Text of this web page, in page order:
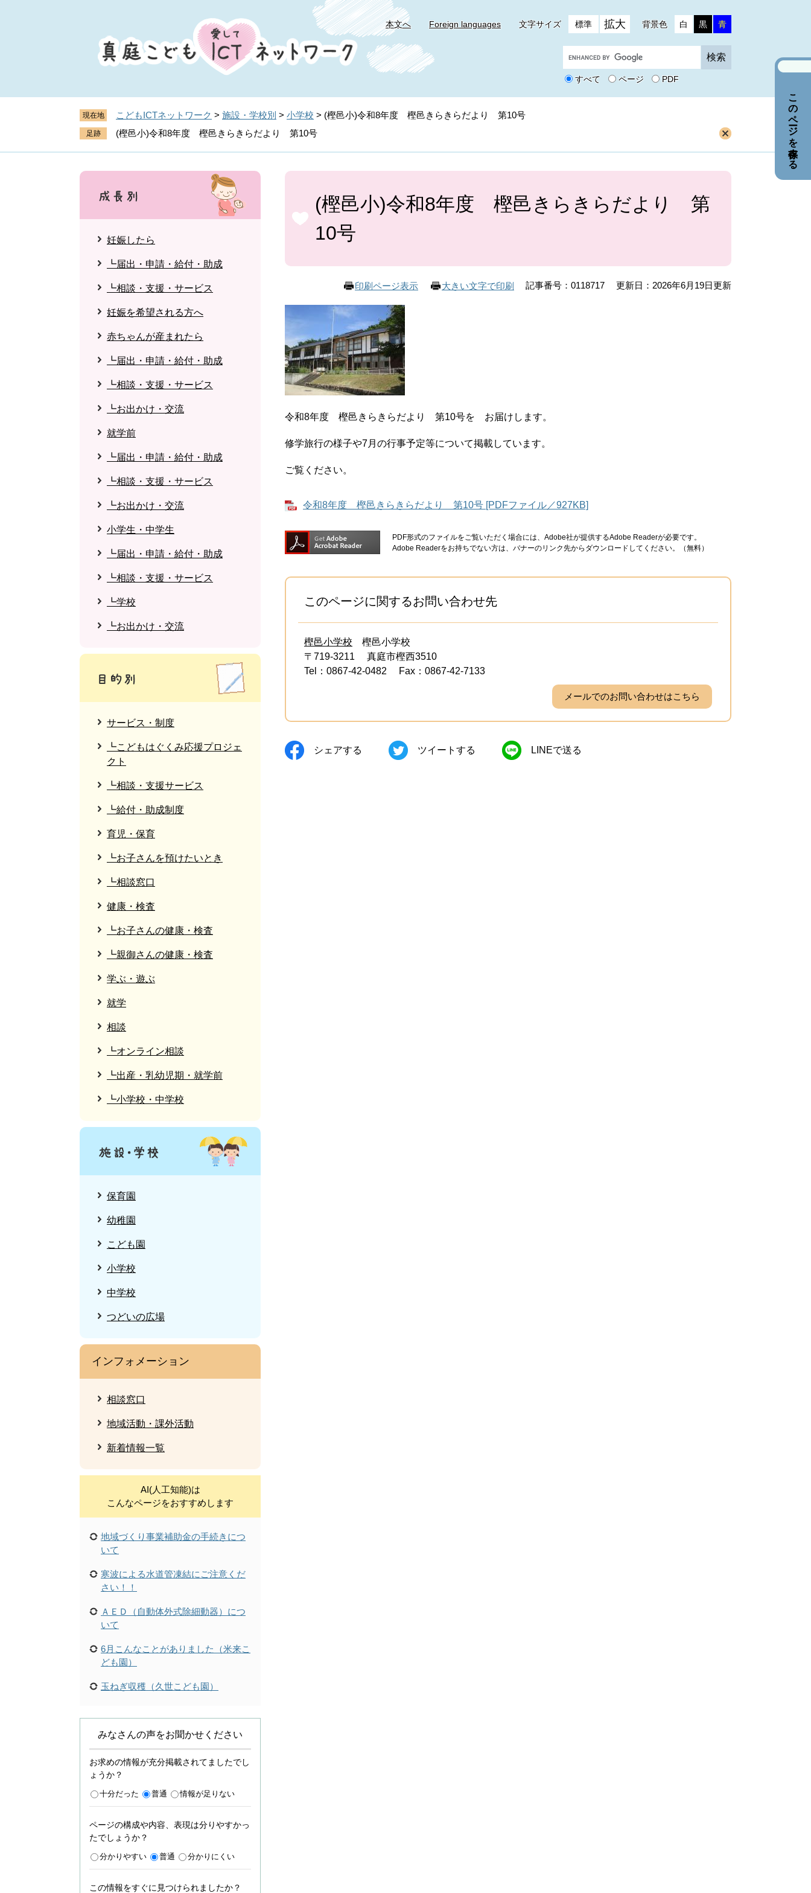
文
本文へ Foreign languages 文字サイズ 標準 拡大 背景色 白 黒 青
o
タ
すべて ページ PDF
現在地 こどもICTネットワーク > 施設・学校別 > 小学校 > (樫邑小)令和8年度 樫邑きらきらだより 第10号
(樫邑小)令和8年度 樫邑きらきらだより 第10号
本
(樫邑小)令和8年度 樫邑きらきらだより 第
10号
印刷ページ表示 大きい文字で印刷 記事番号：0118717 更新日：2026年6月19日更新
令和8年度 樫邑きらきらだより 第10号を お届けします。
修学旅行の様子や7月の行事予定等について掲載しています。
ご覧ください。
令和8年度 樫邑きらきらだより 第10号 [PDFファイル／927KB]
PDF形式のファイルをご覧いただく場合には、Adobe社が提供するAdobe Readerが必要です。
Adobe Readerをお持ちでない方は、バナーのリンク先からダウンロードしてください。（無料）
このページに関するお問い合わせ先
樫邑小学校
樫邑小学校
〒719-3211
真庭市樫西3510
Tel：0867-42-0482
Fax：0867-42-7133
メールでのお問い合わせはこちら
シェアする ツイートする LINEで送る
妊娠したら
┗届出・申請・給付・助成
┗相談・支援・サービス
妊娠を希望される方へ
赤ちゃんが産まれたら
┗届出・申請・給付・助成
┗相談・支援・サービス
┗お出かけ・交流
就学前
┗届出・申請・給付・助成
┗相談・支援・サービス
┗お出かけ・交流
小学生・中学生
┗届出・申請・給付・助成
┗相談・支援・サービス
┗学校
┗お出かけ・交流
サービス・制度
┗こどもはぐくみ応援プロジェ
クト
┗相談・支援サービス
┗給付・助成制度
育児・保育
┗お子さんを預けたいとき
┗相談窓口
健康・検査
┗お子さんの健康・検査
┗親御さんの健康・検査
学ぶ・遊ぶ
就学
相談
┗オンライン相談
┗出産・乳幼児期・就学前
┗小学校・中学校
保育園
幼稚園
こども園
小学校
中学校
つどいの広場
インフォメーション
相談窓口
地域活動・課外活動
新着情報一覧
AI(人工知能)は
こんなページをおすすめします
地域づくり事業補助金の手続きにつ
いて
寒波による水道管凍結にご注意くだ
さい！！
ＡＥＤ（自動体外式除細動器）につ
いて
6月こんなことがありました（米来こ
ども園）
玉ねぎ収穫（久世こども園）
みなさんの声をお聞かせください
お求めの情報が充分掲載されてましたでし
ょうか？
十分だった 普通 情報が足りない
ページの構成や内容、表現は分りやすかっ
たでしょうか？
分かりやすい 普通 分かりにくい
この情報をすぐに見つけられましたか？
このページを保存する